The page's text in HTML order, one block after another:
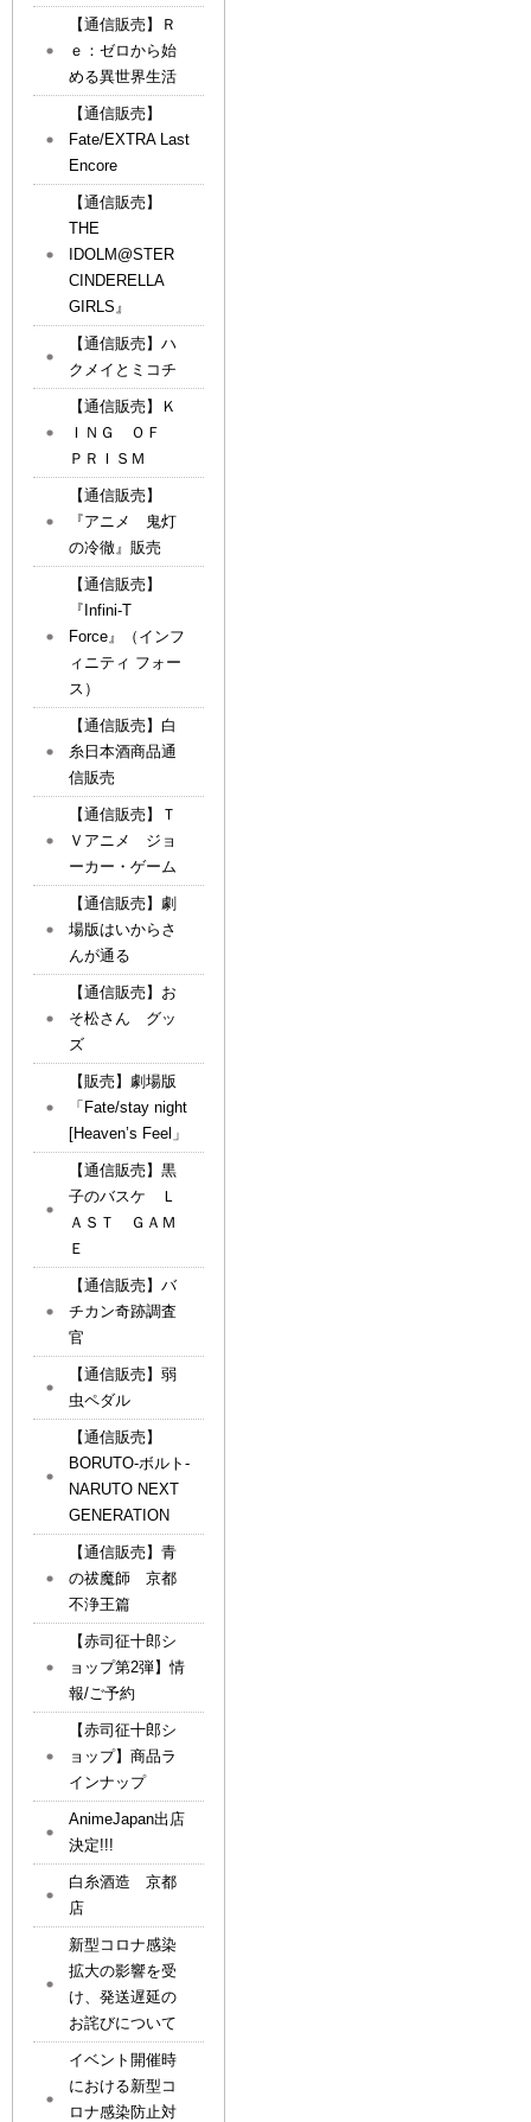
【通信販売】Ｒ
ｅ：ゼロから始
める異世界生活
【通信販売】
Fate/EXTRA Last
Encore
【通信販売】
THE
IDOLM@STER
CINDERELLA
GIRLS』
【通信販売】ハ
クメイとミコチ
【通信販売】Ｋ
ＩＮＧ ＯＦ
ＰＲＩＳＭ
【通信販売】
『アニメ 鬼灯
の冷徹』販売
【通信販売】
『Infini-T
Force』（インフ
ィニティ フォー
ス）
【通信販売】白
糸日本酒商品通
信販売
【通信販売】Ｔ
Ｖアニメ ジョ
ーカー・ゲーム
【通信販売】劇
場版はいからさ
んが通る
【通信販売】お
そ松さん グッ
ズ
【販売】劇場版
「Fate/stay night
[Heaven’s Feel」
【通信販売】黒
子のバスケ Ｌ
ＡＳＴ ＧＡＭ
Ｅ
【通信販売】バ
チカン奇跡調査
官
【通信販売】弱
虫ペダル
【通信販売】
BORUTO-ボルト-
NARUTO NEXT
GENERATION
【通信販売】青
の祓魔師 京都
不浄王篇
【赤司征十郎シ
ョップ第2弾】情
報/ご予約
【赤司征十郎シ
ョップ】商品ラ
インナップ
AnimeJapan出店
決定!!!
白糸酒造 京都
店
新型コロナ感染
拡大の影響を受
け、発送遅延の
お詫びについて
イベント開催時
における新型コ
ロナ感染防止対